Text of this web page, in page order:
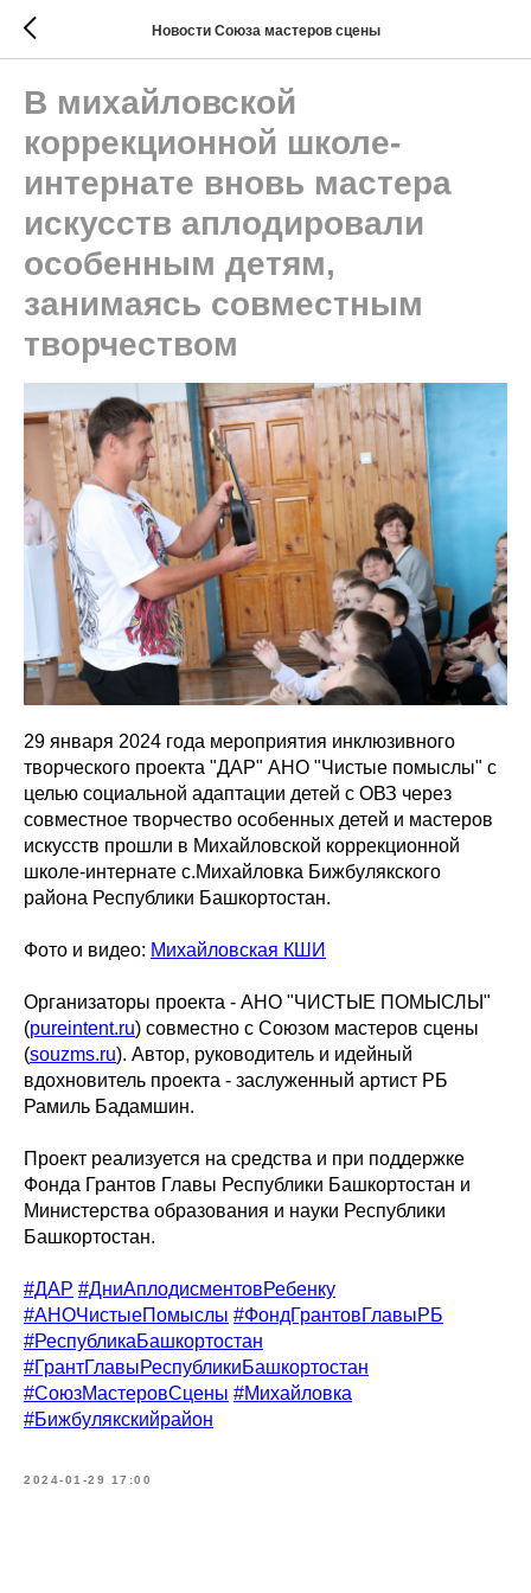
Новости Союза мастеров сцены
В михайловской
коррекционной школе-
интернате вновь мастера
искусств аплодировали
особенным детям,
занимаясь совместным
творчеством
29 января 2024 года мероприятия инклюзивного
творческого проекта "ДАР" АНО "Чистые помыслы" с
целью социальной адаптации детей с ОВЗ через
совместное творчество особенных детей и мастеров
искусств прошли в Михайловской коррекционной
школе-интернате с.Михайловка Бижбулякского
района Республики Башкортостан.
Фото и видео: Михайловская КШИ
Организаторы проекта - АНО "ЧИСТЫЕ ПОМЫСЛЫ"
(pureintent.ru) совместно с Союзом мастеров сцены
(souzms.ru). Автор, руководитель и идейный
вдохновитель проекта - заслуженный артист РБ
Рамиль Бадамшин.
Проект реализуется на средства и при поддержке
Фонда Грантов Главы Республики Башкортостан и
Министерства образования и науки Республики
Башкортостан.
#ДАР #ДниАплодисментовРебенку
#АНОЧистыеПомыслы #ФондГрантовГлавыРБ
#РеспубликаБашкортостан
#ГрантГлавыРеспубликиБашкортостан
#СоюзМастеровСцены #Михайловка
#Бижбулякскийрайон
2024-01-29 17:00